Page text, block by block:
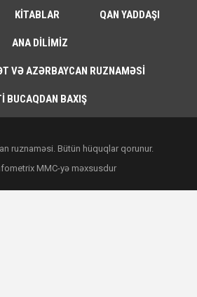
KITABLAR QAN YADDAŞI
ANA DILIMIZ
VƏ AZƏRBAYCAN RUZNAMƏSI
BUCAQDAN BAXIŞ
ruznaməsi. Bütün hüquqlar qorunur.
MMC-yə məxsusdur